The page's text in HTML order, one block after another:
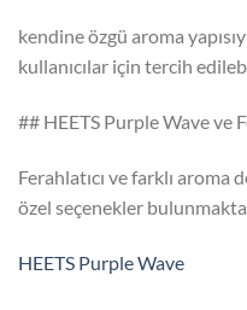
kendine özgü aroma
kullanıcılar için tercih
## HEETS Purple Wave ve
Ferahlatıcı ve farklı aroma
özel seçenekler
HEETS Purple Wave